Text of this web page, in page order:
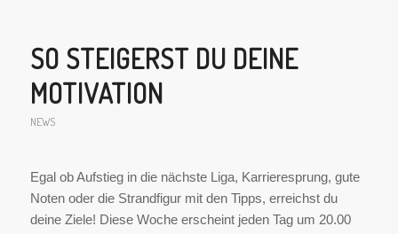
SO STEIGERST DU DEINE
MOTIVATION
NEWS
Egal ob Aufstieg in die nächste Liga, Karrieresprung, gute
Noten oder die Strandfigur mit den Tipps, erreichst du
deine Ziele! Diese Woche erscheint jeden Tag um 20.00